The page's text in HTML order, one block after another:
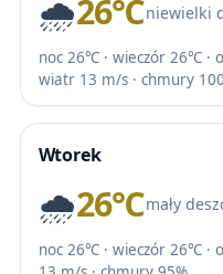
🌧️26℃niewielki
noc 26℃ · wieczór 26℃ ·
wiatr 13 m/s · chmury
Wtorek
🌧️26℃mały
noc 26℃ · wieczór 26℃ ·